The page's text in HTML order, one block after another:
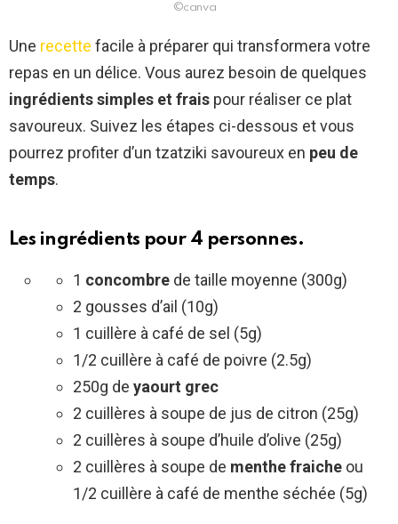
©canva
Une recette facile à préparer qui transformera votre
repas en un délice. Vous aurez besoin de quelques
ingrédients simples et frais pour réaliser ce plat
savoureux. Suivez les étapes ci-dessous et vous
pourrez profiter d’un tzatziki savoureux en peu de
temps.
Les ingrédients pour 4 personnes.
1 concombre de taille moyenne (300g)
2 gousses d’ail (10g)
1 cuillère à café de sel (5g)
1/2 cuillère à café de poivre (2.5g)
250g de yaourt grec
2 cuillères à soupe de jus de citron (25g)
2 cuillères à soupe d’huile d’olive (25g)
2 cuillères à soupe de menthe fraiche ou
1/2 cuillère à café de menthe séchée (5g)